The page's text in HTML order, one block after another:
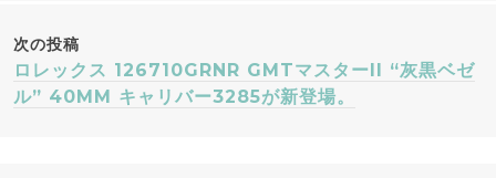
ナ
ビ
次の投稿
ロレックス 126710GRNR GMTマスターII “灰黒ベゼ
ル” 40MM キャリバー3285が新登場。